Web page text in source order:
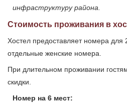
инфраструктуру района.
Стоимость проживания в
Хостел предоставляет номера для
отдельные женские номера.
При длительном проживании
скидки.
Номер на 6 мест: